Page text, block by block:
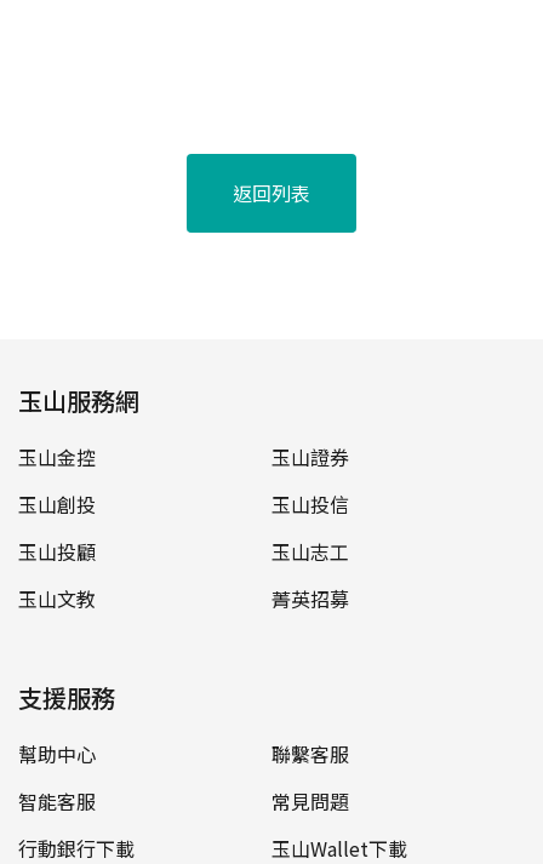
返回列表
玉山服務網
玉山金控
玉山證券
玉山創投
玉山投信
玉山投顧
玉山志工
玉山文教
菁英招募
支援服務
幫助中心
聯繫客服
智能客服
常見問題
行動銀行下載
玉山Wallet下載